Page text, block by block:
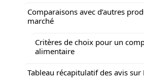
Comparaisons avec d’autres
marché
Critères de choix pour un
alimentaire
Tableau récapitulatif des avis sur